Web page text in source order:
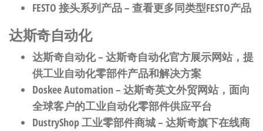
FESTO 接头系列产品– 查看更多同类型FESTO产品
达斯奇自动化
达斯奇自动化– 达斯奇自动化官方展示网站，提
供工业自动化零部件产品和解决方案
Doskee Automation– 达斯奇英文外贸网站，面向
全球客户的工业自动化零部件供应平台
DustryShop 工业零部件商城– 达斯奇旗下在线商